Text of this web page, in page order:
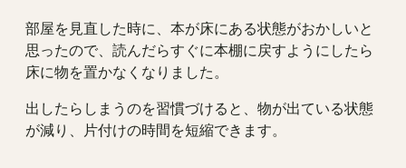
部屋を見直した時に、本が床にある状態がおかしいと
思ったので、読んだらすぐに本棚に戻すようにしたら
床に物を置かなくなりました。
出したらしまうのを習慣づけると、物が出ている状態
が減り、片付けの時間を短縮できます。